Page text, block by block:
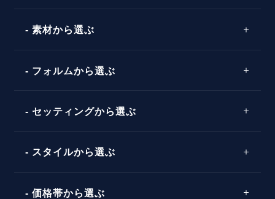
婚約指輪マッチング診断
タイミング
言葉
素材から選ぶ
コンビネーション
フォルムから選ぶ
ストレートライン
セッティングから選ぶ
ソリテール
スタイルから選ぶ
シンプル
価格帯から選ぶ